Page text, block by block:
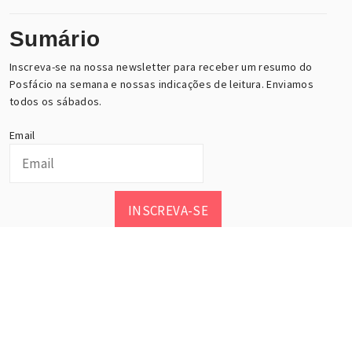
Sumário
Inscreva-se na nossa newsletter para receber um resumo do
Posfácio na semana e nossas indicações de leitura. Enviamos
todos os sábados.
Email
INSCREVA-SE